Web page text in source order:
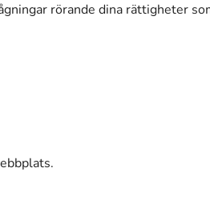
rörande dina rättigheter